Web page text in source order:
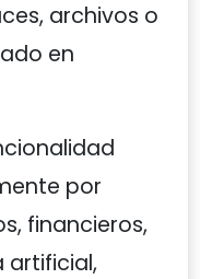
archivos o
en
por
financieros,
artificial,